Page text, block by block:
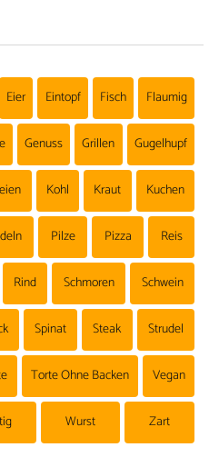
Eier Eintopf Fisch Flaumig
Genuss Grillen Gugelhupf
Kohl Kraut Kuchen
Pilze Pizza Reis
Rind Schmoren Schwein
Spinat Steak Strudel
Torte Ohne Backen Vegan
Wurst Zart